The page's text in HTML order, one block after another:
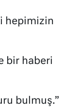
hepimizin
bir haberi
bulmuş.”